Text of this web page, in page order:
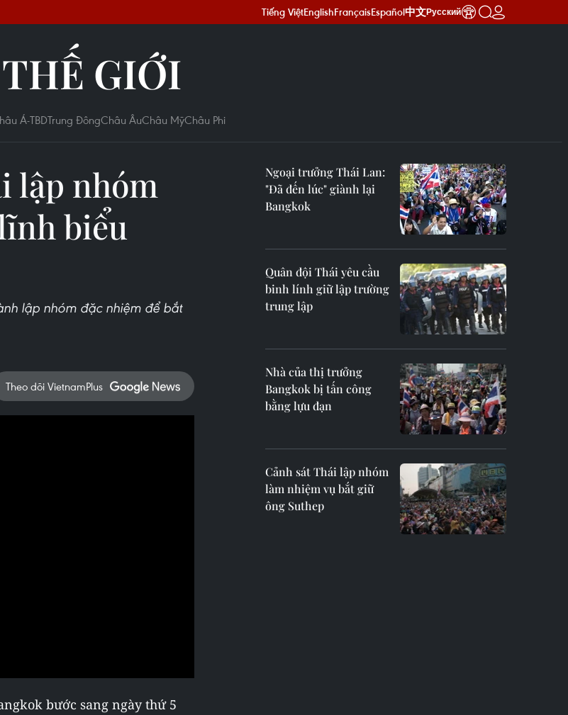
Tiếng ViệtEnglishFrançaisEspañol中文Русский
THẾ GIỚI
Á-TBDTrung ĐôngChâu ÂuChâu MỹChâu Phi
lập nhóm
biểu
lập nhóm đặc nhiệm để bắt
Theo dõi VietnamPlus
bước sang ngày thứ 5
Ngoại trưởng Thái Lan:
"Đã đến lúc" giành lại
Bangkok
Quân đội Thái yêu cầu
binh lính giữ lập trường
trung lập
Nhà của thị trưởng
Bangkok bị tấn công
bằng lựu đạn
Cảnh sát Thái lập nhóm
làm nhiệm vụ bắt giữ
ông Suthep